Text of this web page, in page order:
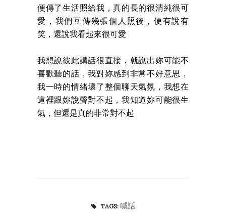
便傳了生活照給我，真的長的很清純很可
愛，我們互傳幾張個人照後，便有說有
笑，還說我看起來很可愛
我想說彼此講話很直接，就說出妳可能不
喜歡聽的話，我對妳感到非常不好意思，
我一時的情緒壞了整個聊天氣氛，我想在
這裡跟妳說聲對不起，我知道妳可能很生
氣，但還是真的非常對不起
TAGS: 喊話